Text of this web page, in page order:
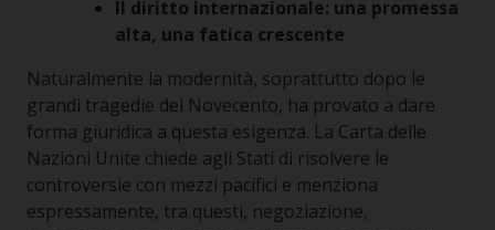
Il diritto internazionale: una promessa
alta, una fatica crescente
Naturalmente la modernità, soprattutto dopo le
grandi tragedie del Novecento, ha provato a dare
forma giuridica a questa esigenza. La Carta delle
Nazioni Unite chiede agli Stati di risolvere le
controversie con mezzi pacifici e menziona
espressamente, tra questi, negoziazione,